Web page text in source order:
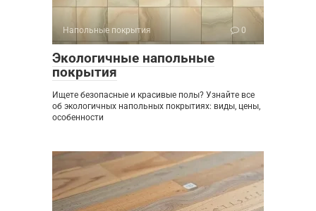
Напольные покрытия 0
Экологичные напольные
покрытия
Ищете безопасные и красивые полы? Узнайте все
об экологичных напольных покрытиях: виды, цены,
особенности